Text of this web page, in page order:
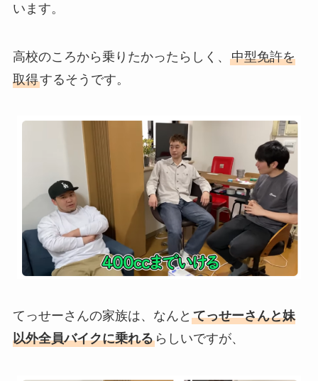
います。
高校のころから乗りたかったらしく、 中型免許を
取得するそうです。
てっせーさんの家族は、なんと てっせーさんと妹
以外全員バイクに乗れるらしいですが、